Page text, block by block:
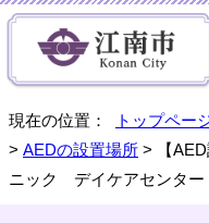
現在の位置： トップペー
> AEDの設置場所 > 【
ニック デイケアセンター